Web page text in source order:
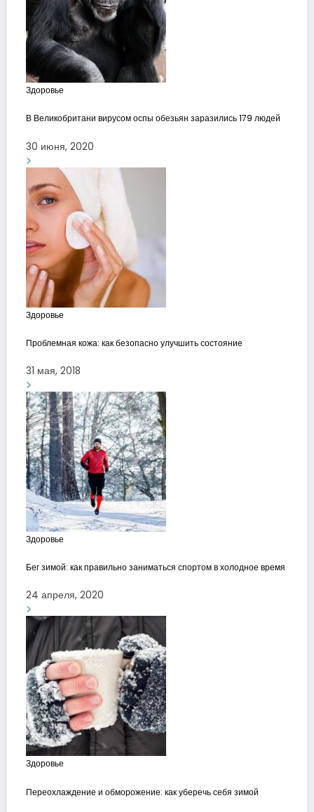
Здоровье
В Великобритани вирусом оспы обезьян заразились 179 людей
30 июня, 2020
Здоровье
Проблемная кожа: как безопасно улучшить состояние
31 мая, 2018
Здоровье
Бег зимой: как правильно заниматься спортом в холодное время
24 апреля, 2020
Здоровье
Переохлаждение и обморожение: как уберечь себя зимой